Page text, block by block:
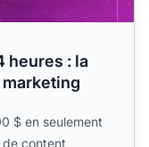
heures : la
$ en seulement
content